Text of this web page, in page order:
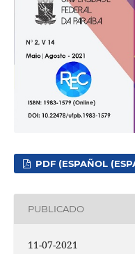
PDF (ESPAÑOL
PUBLICADO
11-07-2021